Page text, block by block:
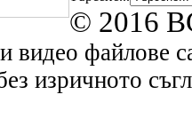
© 2016
видео файлове
изричното